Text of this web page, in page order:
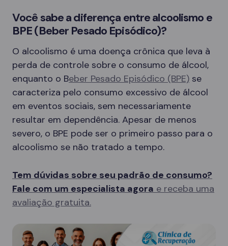
Você sabe a diferença entre alcoolismo e
BPE (Beber Pesado Episódico)?
O alcoolismo é uma doença crônica que leva à
perda de controle sobre o consumo de álcool,
enquanto o Beber Pesado Episódico (BPE) se
caracteriza pelo consumo excessivo de álcool
em eventos sociais, sem necessariamente
resultar em dependência. Apesar de menos
severo, o BPE pode ser o primeiro passo para o
alcoolismo se não tratado a tempo.
Tem dúvidas sobre seu padrão de consumo?
Fale com um especialista agora e receba uma
avaliação gratuita.